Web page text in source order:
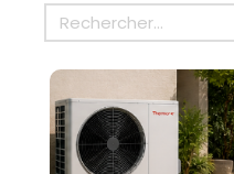
Rechercher